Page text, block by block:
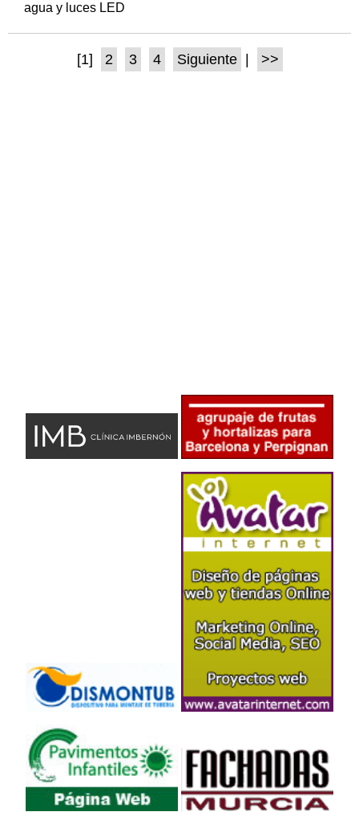
agua y luces LED
[1] 2 3 4 Siguiente >>